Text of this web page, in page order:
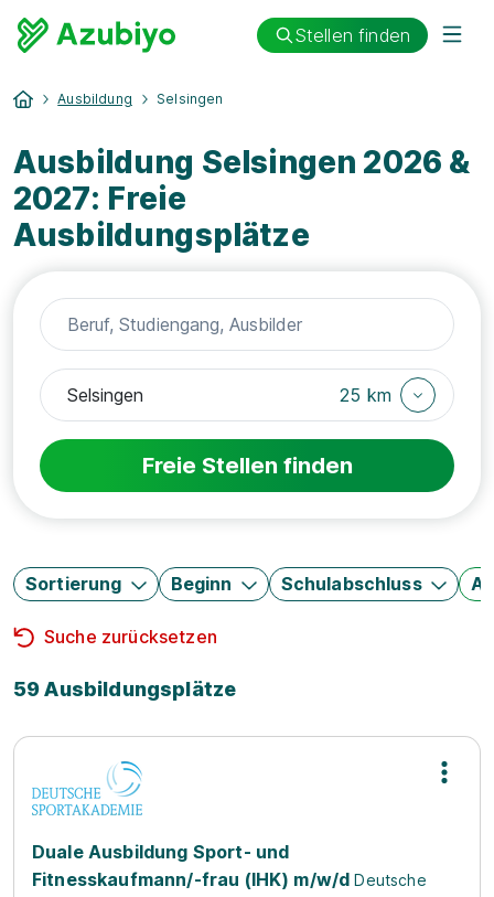
Stellen finden
Ausbildung Selsingen
Ausbildung Selsingen 2026 &
2027: Freie
Ausbildungsplätze
25 km
Freie Stellen finden
Sortierung Beginn Schulabschluss
Suche zurücksetzen
59 Ausbildungsplätze
Duale Ausbildung Sport- und
Fitnesskaufmann/-frau (IHK) m/w/d Deutsche